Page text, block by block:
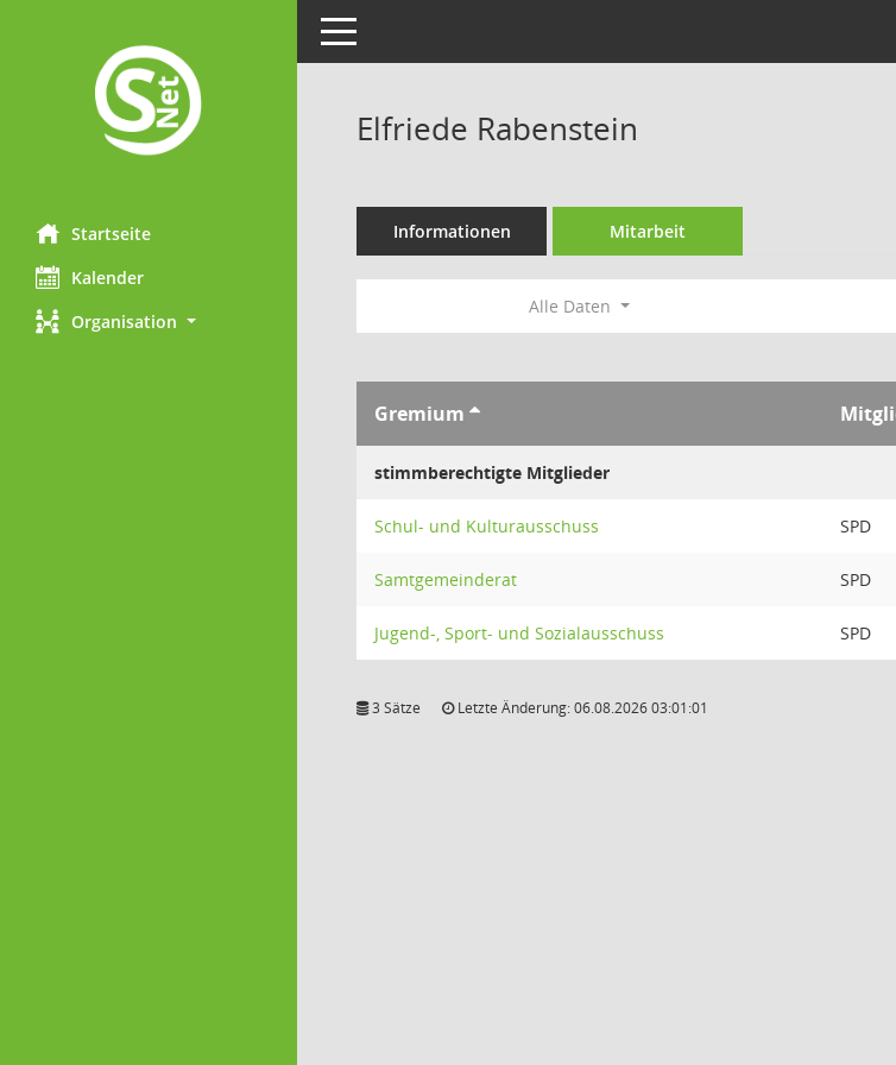
Startseite
Kalender
Organisation
Toggle navigation
Elfriede Rabenstein
Informationen Mitarbeit
Alle Daten
Gremium
stimmberechtigte Mitglieder
Schul- und Kulturausschuss SPD
Samtgemeinderat SPD
Jugend-, Sport- und Sozialausschuss SPD
3 Sätze Letzte Änderung: 06.08.2026 03:01:01